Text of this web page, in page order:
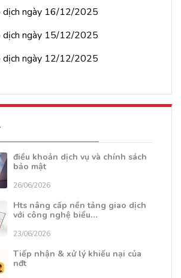
dịch ngày 16/12/2025
dịch ngày 15/12/2025
dịch ngày 12/12/2025
điều khoản dịch vụ và chính sách
bảo mật
26/06/2026
Hts nâng cấp nền tảng giao dịch
với công nghệ biểu…
23/06/2026
Tiếp nhận & xử lý khiếu nại của
nđt